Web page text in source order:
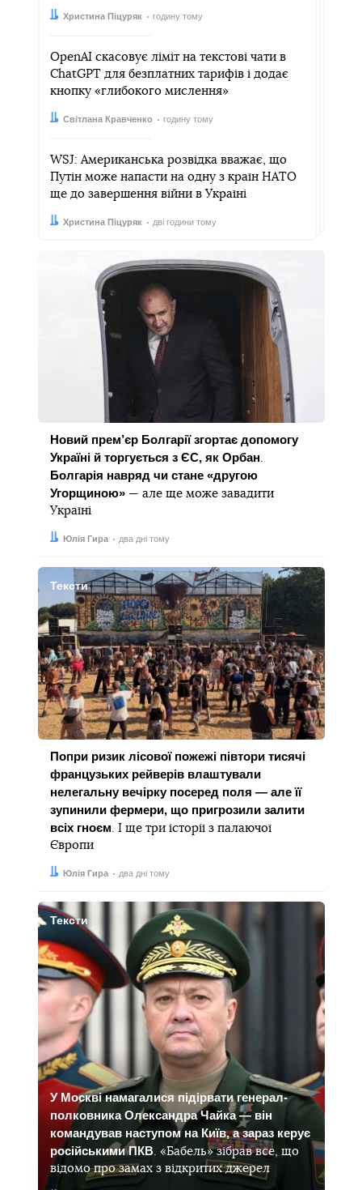
Автор:
Христина Піцуряк
Дата: годину тому
OpenAI скасовує ліміт на текстові чати в
ChatGPT для безплатних тарифів і додає
кнопку «глибокого мислення»
Автор:
Світлана Кравченко
Дата: годину тому
WSJ: Американська розвідка вважає, що
Путін може напасти на одну з країн НАТО
ще до завершення війни в Україні
Автор:
Христина Піцуряк
Дата: дві години тому
Новий прем’єр Болгарії згортає допомогу
Україні й торгується з ЄС, як Орбан.
Болгарія навряд чи стане «другою
Угорщиною» — але ще може завадити
Україні
Автор:
Юлія Гира
Дата: два дні тому
Тексти
Попри ризик лісової пожежі півтори тисячі
французьких рейверів влаштували
нелегальну вечірку посеред поля — але її
зупинили фермери, що пригрозили залити
всіх гноєм. І ще три історії з палаючої
Європи
Автор:
Юлія Гира
Дата: два дні тому
Тексти
У Москві намагалися підірвати генерал-
полковника Олександра Чайка — він
командував наступом на Київ, а зараз керує
російськими ПКВ. «Бабель» зібрав все, що
відомо про замах з відкритих джерел